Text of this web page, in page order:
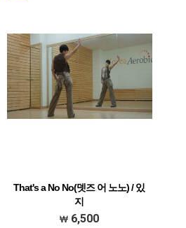
That's a No No(뎃즈 어 노노) / 있
지
남부현 선생님 이지 방송 댄스 작품
6,500